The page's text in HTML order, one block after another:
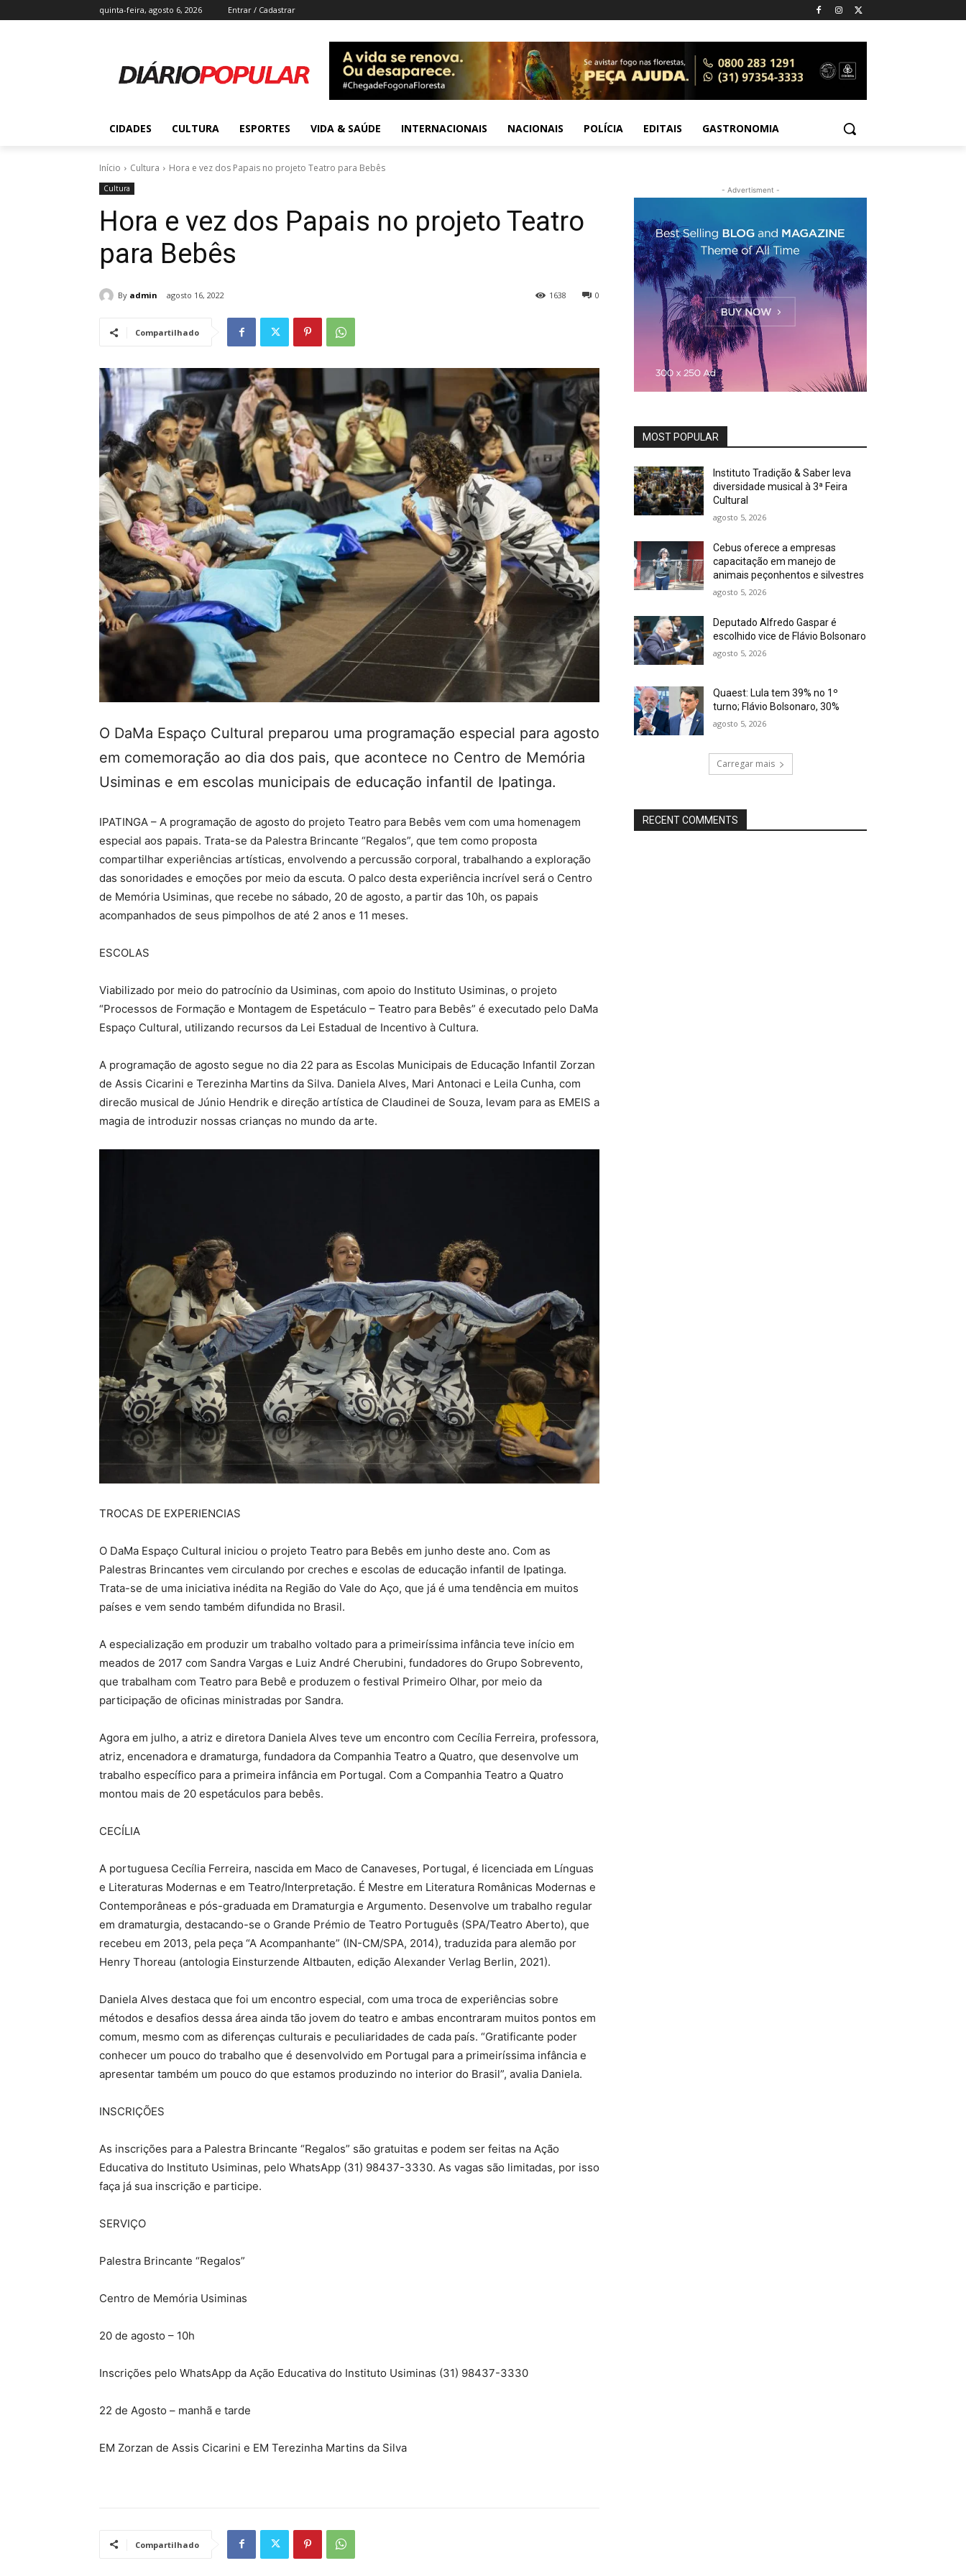
quinta-feira, agosto 6, 2026 Entrar / Cadastrar
CIDADES CULTURA ESPORTES VIDA & SAÚDE INTERNACIONAIS NACIONAIS POLÍCIA EDITAIS GASTRONOMIA
Início Cultura Hora e vez dos Papais no projeto Teatro para Bebês
Cultura
Hora e vez dos Papais no projeto Teatro
para Bebês
By admin agosto 16, 2022 0
1638
Compartilhado
O DaMa Espaço Cultural preparou uma programação especial para agosto
em comemoração ao dia dos pais, que acontece no Centro de Memória
Usiminas e em escolas municipais de educação infantil de Ipatinga.
IPATINGA – A programação de agosto do projeto Teatro para Bebês vem com uma homenagem
especial aos papais. Trata-se da Palestra Brincante “Regalos”, que tem como proposta
compartilhar experiências artísticas, envolvendo a percussão corporal, trabalhando a exploração
das sonoridades e emoções por meio da escuta. O palco desta experiência incrível será o Centro
de Memória Usiminas, que recebe no sábado, 20 de agosto, a partir das 10h, os papais
acompanhados de seus pimpolhos de até 2 anos e 11 meses.
ESCOLAS
Viabilizado por meio do patrocínio da Usiminas, com apoio do Instituto Usiminas, o projeto
“Processos de Formação e Montagem de Espetáculo – Teatro para Bebês” é executado pelo DaMa
Espaço Cultural, utilizando recursos da Lei Estadual de Incentivo à Cultura.
A programação de agosto segue no dia 22 para as Escolas Municipais de Educação Infantil Zorzan
de Assis Cicarini e Terezinha Martins da Silva. Daniela Alves, Mari Antonaci e Leila Cunha, com
direcão musical de Júnio Hendrik e direção artística de Claudinei de Souza, levam para as EMEIS a
magia de introduzir nossas crianças no mundo da arte.
TROCAS DE EXPERIENCIAS
O DaMa Espaço Cultural iniciou o projeto Teatro para Bebês em junho deste ano. Com as
Palestras Brincantes vem circulando por creches e escolas de educação infantil de Ipatinga.
Trata-se de uma iniciativa inédita na Região do Vale do Aço, que já é uma tendência em muitos
países e vem sendo também difundida no Brasil.
A especialização em produzir um trabalho voltado para a primeiríssima infância teve início em
meados de 2017 com Sandra Vargas e Luiz André Cherubini, fundadores do Grupo Sobrevento,
que trabalham com Teatro para Bebê e produzem o festival Primeiro Olhar, por meio da
participação de oficinas ministradas por Sandra.
Agora em julho, a atriz e diretora Daniela Alves teve um encontro com Cecília Ferreira, professora,
atriz, encenadora e dramaturga, fundadora da Companhia Teatro a Quatro, que desenvolve um
trabalho específico para a primeira infância em Portugal. Com a Companhia Teatro a Quatro
montou mais de 20 espetáculos para bebês.
CECÍLIA
A portuguesa Cecília Ferreira, nascida em Maco de Canaveses, Portugal, é licenciada em Línguas
e Literaturas Modernas e em Teatro/Interpretação. É Mestre em Literatura Românicas Modernas e
Contemporâneas e pós-graduada em Dramaturgia e Argumento. Desenvolve um trabalho regular
em dramaturgia, destacando-se o Grande Prémio de Teatro Português (SPA/Teatro Aberto), que
recebeu em 2013, pela peça “A Acompanhante” (IN-CM/SPA, 2014), traduzida para alemão por
Henry Thoreau (antologia Einsturzende Altbauten, edição Alexander Verlag Berlin, 2021).
Daniela Alves destaca que foi um encontro especial, com uma troca de experiências sobre
métodos e desafios dessa área ainda tão jovem do teatro e ambas encontraram muitos pontos em
comum, mesmo com as diferenças culturais e peculiaridades de cada país. “Gratificante poder
conhecer um pouco do trabalho que é desenvolvido em Portugal para a primeiríssima infância e
apresentar também um pouco do que estamos produzindo no interior do Brasil”, avalia Daniela.
INSCRIÇÕES
As inscrições para a Palestra Brincante “Regalos” são gratuitas e podem ser feitas na Ação
Educativa do Instituto Usiminas, pelo WhatsApp (31) 98437-3330. As vagas são limitadas, por isso
faça já sua inscrição e participe.
SERVIÇO
Palestra Brincante “Regalos”
Centro de Memória Usiminas
20 de agosto – 10h
Inscrições pelo WhatsApp da Ação Educativa do Instituto Usiminas (31) 98437-3330
22 de Agosto – manhã e tarde
EM Zorzan de Assis Cicarini e EM Terezinha Martins da Silva
Compartilhado
- Advertisment -
MOST POPULAR
Instituto Tradição & Saber leva
diversidade musical à 3ª Feira
Cultural
agosto 5, 2026
Cebus oferece a empresas
capacitação em manejo de
animais peçonhentos e silvestres
agosto 5, 2026
Deputado Alfredo Gaspar é
escolhido vice de Flávio Bolsonaro
agosto 5, 2026
Quaest: Lula tem 39% no 1º
turno; Flávio Bolsonaro, 30%
agosto 5, 2026
Carregar mais
RECENT COMMENTS